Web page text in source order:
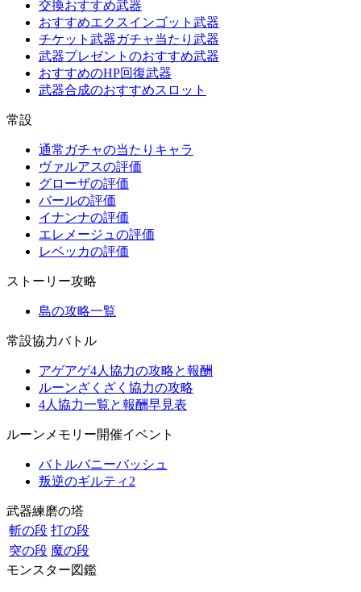
交換おすすめ武器
おすすめエクスインゴット武器
チケット武器ガチャ当たり武器
武器プレゼントのおすすめ武器
おすすめのHP回復武器
武器合成のおすすめスロット
常設
通常ガチャの当たりキャラ
ヴァルアスの評価
グローザの評価
バールの評価
イナンナの評価
エレメージュの評価
レベッカの評価
ストーリー攻略
島の攻略一覧
常設協力バトル
アゲアゲ4人協力の攻略と報酬
ルーンざくざく協力の攻略
4人協力一覧と報酬早見表
ルーンメモリー開催イベント
バトルバニーバッシュ
叛逆のギルティ2
武器練磨の塔
斬の段 打の段
突の段 魔の段
モンスター図鑑